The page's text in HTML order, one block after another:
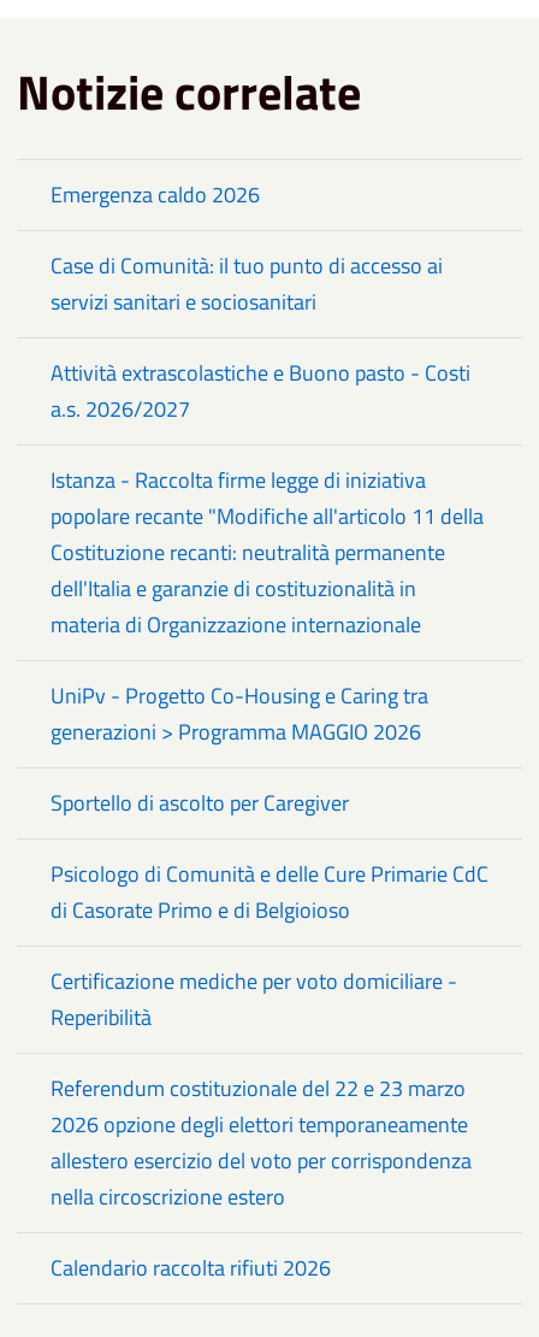
Notizie correlate
Emergenza caldo 2026
Case di Comunità: il tuo punto di accesso ai
servizi sanitari e sociosanitari
Attività extrascolastiche e Buono pasto - Costi
a.s. 2026/2027
Istanza - Raccolta firme legge di iniziativa
popolare recante "Modifiche all'articolo 11 della
Costituzione recanti: neutralità permanente
dell'Italia e garanzie di costituzionalità in
materia di Organizzazione internazionale
UniPv - Progetto Co-Housing e Caring tra
generazioni > Programma MAGGIO 2026
Sportello di ascolto per Caregiver
Psicologo di Comunità e delle Cure Primarie CdC
di Casorate Primo e di Belgioioso
Certificazione mediche per voto domiciliare -
Reperibilità
Referendum costituzionale del 22 e 23 marzo
2026 opzione degli elettori temporaneamente
allestero esercizio del voto per corrispondenza
nella circoscrizione estero
Calendario raccolta rifiuti 2026